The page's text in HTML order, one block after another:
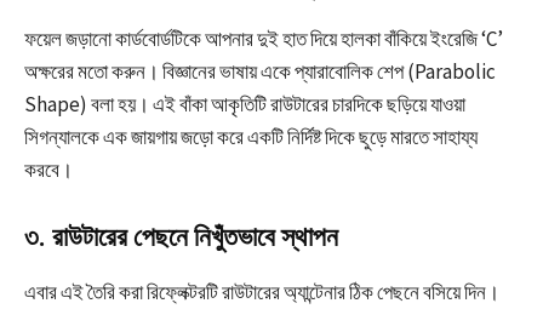
ফয়েল জড়ানো কার্ডবোর্ডটিকে আপনার দুই হাত দিয়ে হালকা বাঁকিয়ে ইংরেজি ‘C’
অক্ষরের মতো করুন। বিজ্ঞানের ভাষায় একে প্যারাবোলিক শেপ (Parabolic
Shape) বলা হয়। এই বাঁকা আকৃতিটি রাউটারের চারদিকে ছড়িয়ে যাওয়া
সিগন্যালকে এক জায়গায় জড়ো করে একটি নির্দিষ্ট দিকে ছুড়ে মারতে সাহায্য
করবে।
৩. রাউটারের পেছনে নিখুঁতভাবে স্থাপন
এবার এই তৈরি করা রিফ্লেক্টরটি রাউটারের অ্যান্টেনার ঠিক পেছনে বসিয়ে দিন।